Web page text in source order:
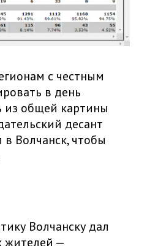
с честным
в день
из общей картины
десант
в Волчанск, чтобы
Волчанску дал
жителей —